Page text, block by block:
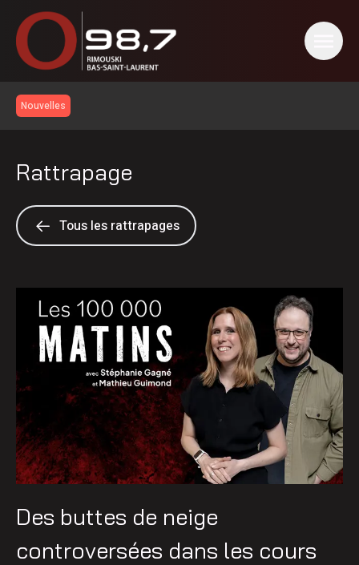
Nouvelles
Rattrapage
Tous les rattrapages
Des buttes de neige
controversées dans les cours